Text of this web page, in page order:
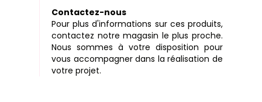
Contactez-nous
Pour plus d'informations sur ces produits,
contactez notre magasin le plus proche.
Nous sommes à votre disposition pour
vous accompagner dans la réalisation de
votre projet.